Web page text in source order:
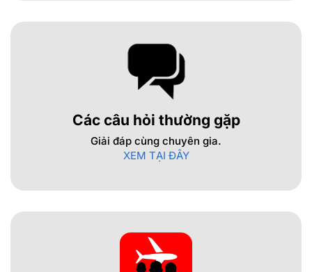
Các câu hỏi thường gặp
Giải đáp cùng chuyên gia.
XEM TẠI ĐÂY